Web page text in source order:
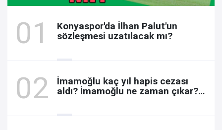
Konyaspor'da İlhan Palut'un
sözleşmesi uzatılacak mı?
İmamoğlu kaç yıl hapis cezası
aldı? İmamoğlu ne zaman çıkar?